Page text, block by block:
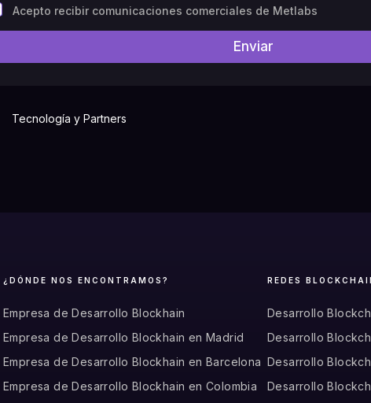
Acepto recibir comunicaciones comerciales de Metlabs
Enviar
Tecnología y Partners
¿DÓNDE NOS ENCONTRAMOS?
Empresa de Desarrollo Blockhain
Empresa de Desarrollo Blockhain en Madrid
Empresa de Desarrollo Blockhain en Barcelona
Empresa de Desarrollo Blockhain en Colombia
REDES
Desarrollo
Desarrollo
Desarrollo
Desarrollo